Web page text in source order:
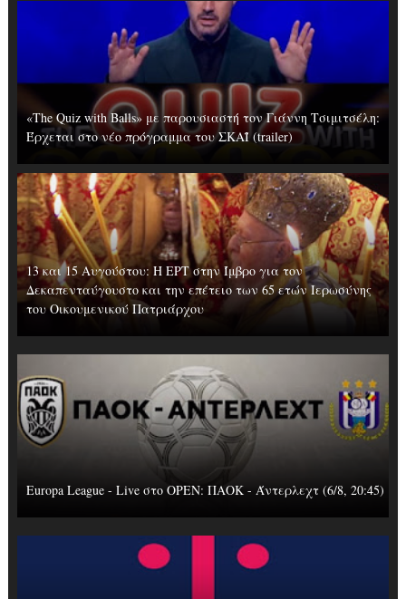
«The Quiz with Balls» με παρουσιαστή τον Γιάννη Τσιμιτσέλη:
Έρχεται στο νέο πρόγραμμα του ΣΚΑΪ (trailer)
13 και 15 Αυγούστου: Η ΕΡΤ στην Ίμβρο για τον
Δεκαπενταύγουστο και την επέτειο των 65 ετών Ιερωσύνης
του Οικουμενικού Πατριάρχου
Europa League - Live στο OΡΕΝ: ΠΑΟΚ - Άντερλεχτ (6/8, 20:45)